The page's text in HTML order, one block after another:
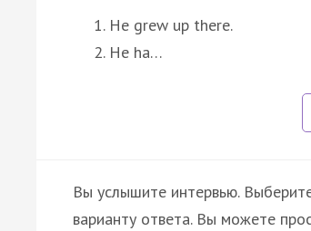
He grew up there.
He ha…
Вы услышите интервью.
варианту ответа. Вы можете